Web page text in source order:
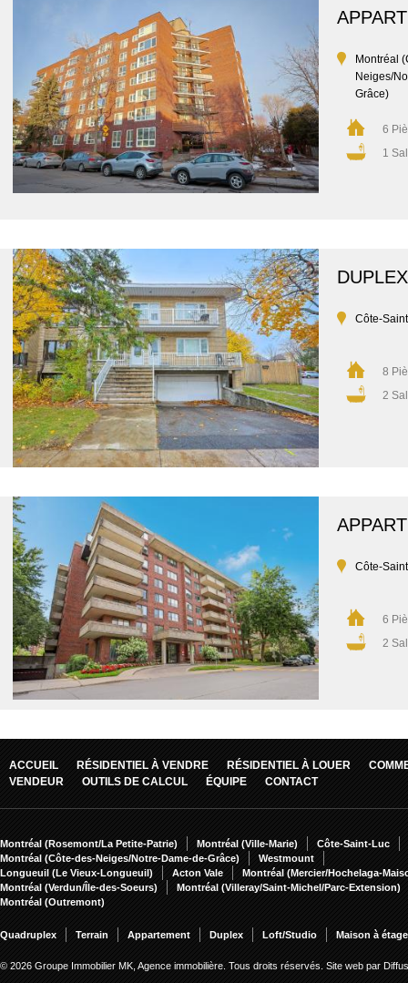
Montréal
Neiges/
Grâce)
6
1
DUPLEX
Côte-
8
2
Côte-
6
2
ACCUEIL RÉSIDENTIEL À VENDRE RÉSIDENTIEL À LOUER
VENDEUR
OUTILS DE CALCUL ÉQUIPE CONTACT
Montréal (Rosemont/La Petite-Patrie) Montréal (Ville-Marie)
Côte-Saint-Luc
Montréal (Côte-des-Neiges/Notre-Dame-de-Grâce)
Westmount
Longueuil (Le Vieux-Longueuil)
Acton Vale
Montréal (Mercier/Hochelaga-
Montréal (Verdun/Île-des-Soeurs)
Montréal (Villeray/Saint-Michel/Parc-Extension)
Montréal (Outremont)
Quadruplex Terrain Appartement Duplex Loft/Studio Maison à
© 2026 Groupe Immobilier MK, Agence immobilière. Tous droits réservés. Site web par